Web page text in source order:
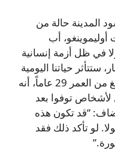
المدينة حالة من
أب
في ظل أزمة إنسانية
ستتأثر حياتنا اليومية
بشدة.” وتذكّر شريف موسى، البالغ من العمر 29 عاماً، أنه
توفوا بعد
“قد تكون هذه
لو تأكد ذلك فقد